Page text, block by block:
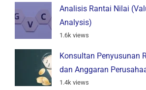
Analisis Rantai Nilai
Analysis)
1.6k views
Konsultan Penyusunan
dan Anggaran
1.4k views